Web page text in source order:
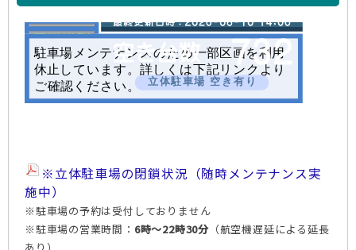
※立体駐車場の閉鎖状況（随時メンテナンス実
施中）
※駐車場の予約は受付しておりません
※駐車場の営業時間： 6時～22時30分（航空機遅延による延長